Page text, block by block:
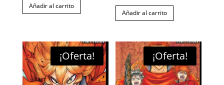
Añadir al carrito
precio
original
$8990.
precio
actual
$7490.
Añadir al carrito
¡Oferta! ¡Oferta!